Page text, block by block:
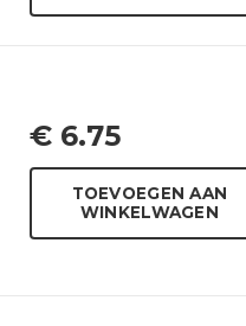
€6.75
TOEVOEGEN AAN
WINKELWAGEN